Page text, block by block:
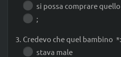
si possa comprare
;
3. Credevo che quel bambino *:
stava male